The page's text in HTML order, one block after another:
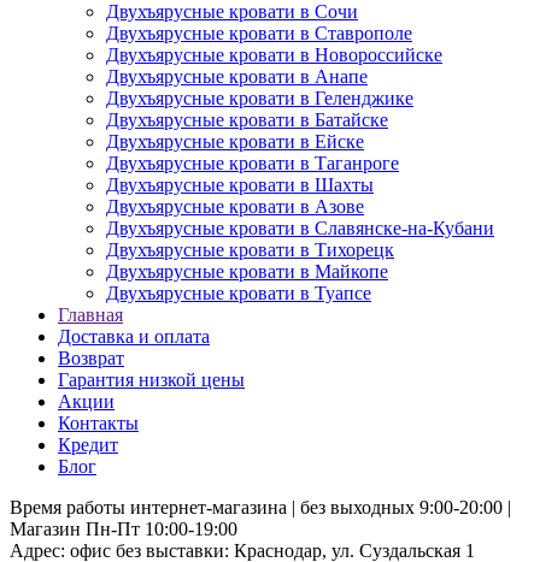
Двухъярусные кровати в Сочи
Двухъярусные кровати в Ставрополе
Двухъярусные кровати в Новороссийске
Двухъярусные кровати в Анапе
Двухъярусные кровати в Геленджике
Двухъярусные кровати в Батайске
Двухъярусные кровати в Ейске
Двухъярусные кровати в Таганроге
Двухъярусные кровати в Шахты
Двухъярусные кровати в Азове
Двухъярусные кровати в Славянске-на-Кубани
Двухъярусные кровати в Тихорецк
Двухъярусные кровати в Майкопе
Двухъярусные кровати в Туапсе
Главная
Доставка и оплата
Возврат
Гарантия низкой цены
Акции
Контакты
Кредит
Блог
Время работы интернет-магазина | без выходных 9:00-20:00 |
Магазин Пн-Пт 10:00-19:00
Адрес: офис без выставки: Краснодар, ул. Суздальская 1